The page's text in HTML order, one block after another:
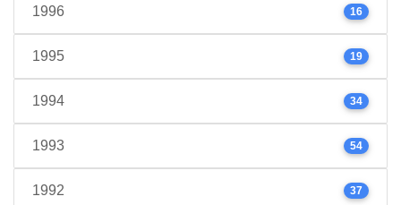
1996 16
1995 19
1994 34
1993 54
1992 37